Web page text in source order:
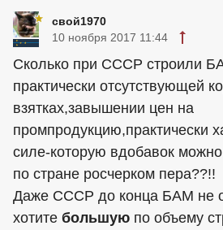
свой1970
10 ноября 2017 11:44
Сколько при СССР строили
практически отсутствующей
взятках,завышении цен на
промпродукцию,практически
силе-которую вдобавок
по стране росчерком пера??!!
Даже СССР до конца БАМ не
хотите большую по объему